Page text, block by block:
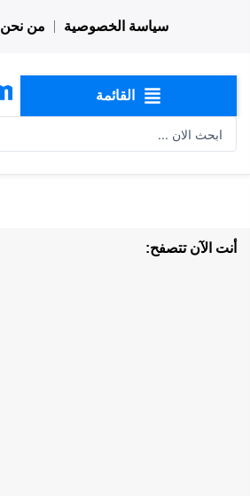
سياسة الخصوصية من نحن
القائمة
أنت الآن تتصفح: